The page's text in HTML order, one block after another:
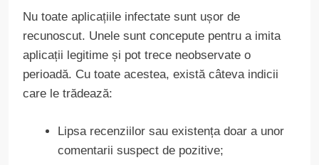
Nu toate aplicațiile infectate sunt ușor de
recunoscut. Unele sunt concepute pentru a imita
aplicații legitime și pot trece neobservate o
perioadă. Cu toate acestea, există câteva indicii
care le trădează:
Lipsa recenziilor sau existența doar a unor
comentarii suspect de pozitive;